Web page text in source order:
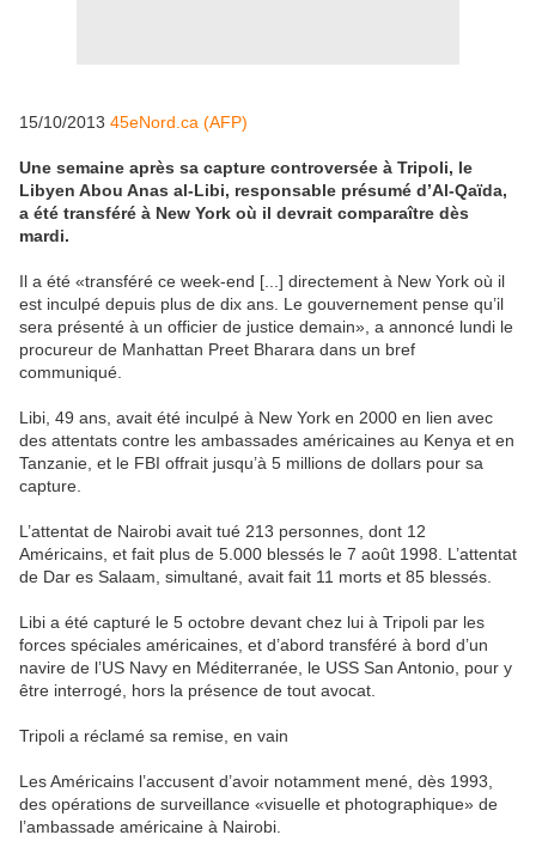
15/10/2013 45eNord.ca (AFP)
Une semaine après sa capture controversée à Tripoli, le
Libyen Abou Anas al-Libi, responsable présumé d’Al-Qaïda,
a été transféré à New York où il devrait comparaître dès
mardi.
Il a été «transféré ce week-end [...] directement à New York où il
est inculpé depuis plus de dix ans. Le gouvernement pense qu’il
sera présenté à un officier de justice demain», a annoncé lundi le
procureur de Manhattan Preet Bharara dans un bref
communiqué.
Libi, 49 ans, avait été inculpé à New York en 2000 en lien avec
des attentats contre les ambassades américaines au Kenya et en
Tanzanie, et le FBI offrait jusqu’à 5 millions de dollars pour sa
capture.
L’attentat de Nairobi avait tué 213 personnes, dont 12
Américains, et fait plus de 5.000 blessés le 7 août 1998. L’attentat
de Dar es Salaam, simultané, avait fait 11 morts et 85 blessés.
Libi a été capturé le 5 octobre devant chez lui à Tripoli par les
forces spéciales américaines, et d’abord transféré à bord d’un
navire de l’US Navy en Méditerranée, le USS San Antonio, pour y
être interrogé, hors la présence de tout avocat.
Tripoli a réclamé sa remise, en vain
Les Américains l’accusent d’avoir notamment mené, dès 1993,
des opérations de surveillance «visuelle et photographique» de
l’ambassade américaine à Nairobi.